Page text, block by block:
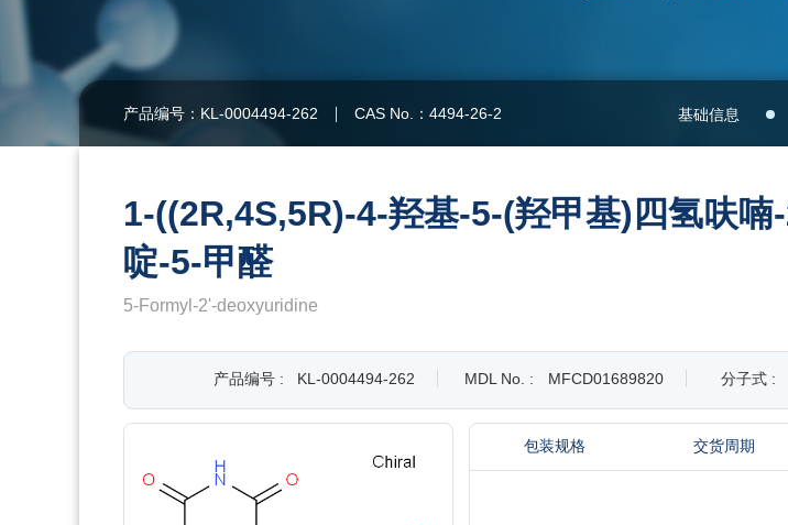
产品编号：KL-0004494-262 CAS No.：4494-26-2 基础信息
1-((2R,4S,5R)-4-羟基-5-(羟甲基)四氢呋
啶-5-甲醛
5-Formyl-2'-deoxyuridine
产品编号 : KL-0004494-262 MDL No. : MFCD01689820 分子式 :
包装规格 交货周期